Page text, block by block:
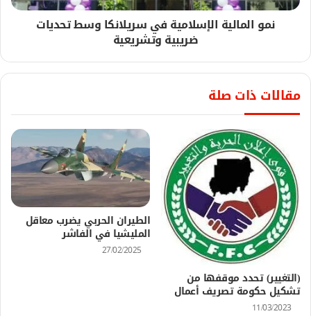
نمو المالية الإسلامية في سريلانكا وسط تحديات
ضريبية وتشريعية
مقالات ذات صلة
(التغيير) تحدد موقفها من
تشكيل حكومة تصريف أعمال
11/03/2023
الطيران الحربي يضرب معاقل
المليشيا في الفاشر
27/02/2025